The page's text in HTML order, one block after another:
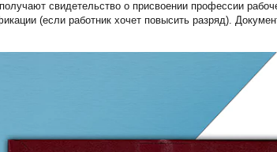
свидетельство о присвоении профессии
(если работник хочет повысить разряд).